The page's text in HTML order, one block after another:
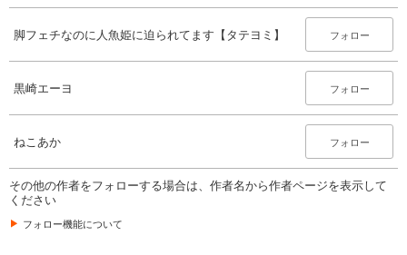
脚フェチなのに人魚姫に迫られてます【タテヨミ】 フォロー
黒崎エーヨ フォロー
ねこあか フォロー
その他の作者をフォローする場合は、作者名から作者ページを表示して
ください
フォロー機能について